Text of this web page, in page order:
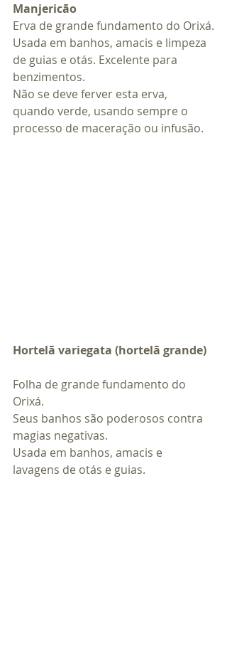
Manjericão
Erva de grande fundamento do Orixá.
Usada em banhos, amacis e limpeza
de guias e otás. Excelente para
benzimentos.
Não se deve ferver esta erva,
quando verde, usando sempre o
processo de maceração ou infusão.
Hortelã variegata (hortelã grande)
Folha de grande fundamento do
Orixá.
Seus banhos são poderosos contra
magias negativas.
Usada em banhos, amacis e
lavagens de otás e guias.